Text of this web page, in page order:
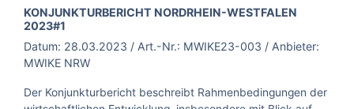
BROSCHÜRE:
KONJUNKTURBERICHT NORDRHEIN-WESTFALEN
2023#1
Datum: 28.03.2023 / Art.-Nr.: MWIKE23-003 / Anbieter:
MWIKE NRW
Der Konjunkturbericht beschreibt Rahmenbedingungen der